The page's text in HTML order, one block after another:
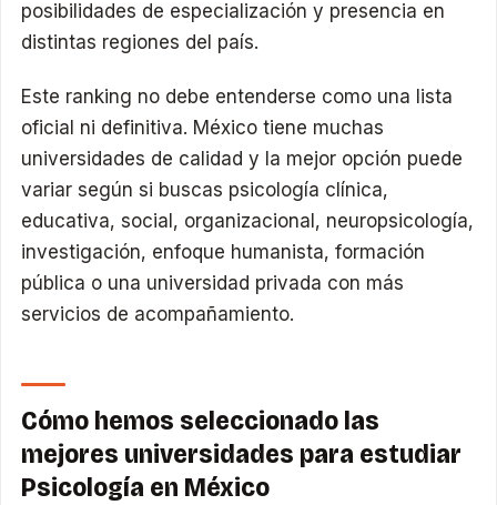
posibilidades de especialización y presencia en
distintas regiones del país.
Este ranking no debe entenderse como una lista
oficial ni definitiva. México tiene muchas
universidades de calidad y la mejor opción puede
variar según si buscas psicología clínica,
educativa, social, organizacional, neuropsicología,
investigación, enfoque humanista, formación
pública o una universidad privada con más
servicios de acompañamiento.
Cómo hemos seleccionado las
mejores universidades para estudiar
Psicología en México